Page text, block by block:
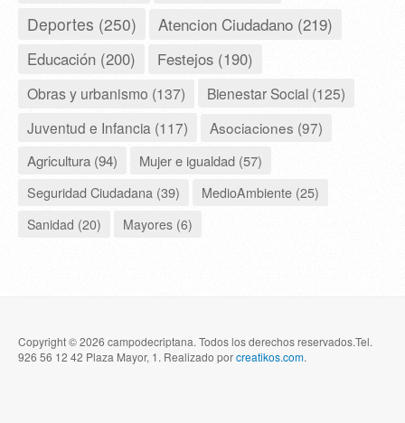
Deportes (250) Atencion Ciudadano (219)
Educación (200) Festejos (190)
Obras y urbanismo (137)
Bienestar Social (125)
Juventud e Infancia (117)
Asociaciones (97)
Agricultura (94)
Mujer e igualdad (57)
Seguridad Ciudadana (39)
MedioAmbiente (25)
Sanidad (20)
Mayores (6)
Copyright © 2026 campodecriptana. Todos los derechos reservados.Tel.
926 56 12 42 Plaza Mayor, 1. Realizado porcreatikos.com.